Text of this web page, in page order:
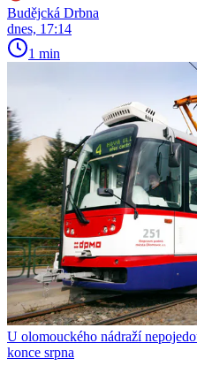
Budějcká Drbna
dnes, 17:14
1 min
U olomouckého nádraží
konce srpna